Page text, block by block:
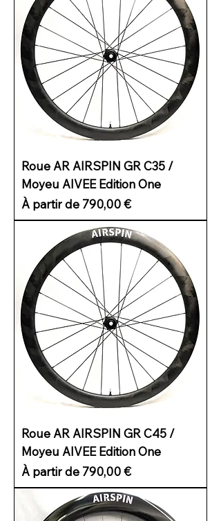
Roue AR AIRSPIN GR C35 /
Moyeu AIVEE Edition One
À partir de 790,00 €
Prix promotionnel
Roue AR AIRSPIN GR C45 /
Moyeu AIVEE Edition One
À partir de 790,00 €
Prix promotionnel